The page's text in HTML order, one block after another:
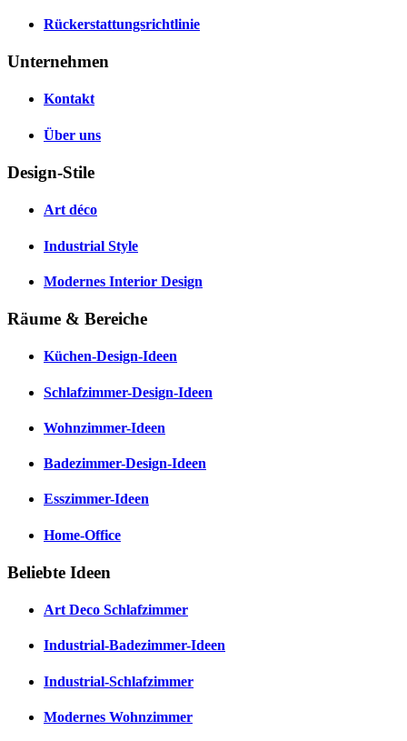
Rückerstattungsrichtlinie
Unternehmen
Kontakt
Über uns
Design-Stile
Art déco
Industrial Style
Modernes Interior Design
Räume & Bereiche
Küchen-Design-Ideen
Schlafzimmer-Design-Ideen
Wohnzimmer-Ideen
Badezimmer-Design-Ideen
Esszimmer-Ideen
Home-Office
Beliebte Ideen
Art Deco Schlafzimmer
Industrial-Badezimmer-Ideen
Industrial-Schlafzimmer
Modernes Wohnzimmer